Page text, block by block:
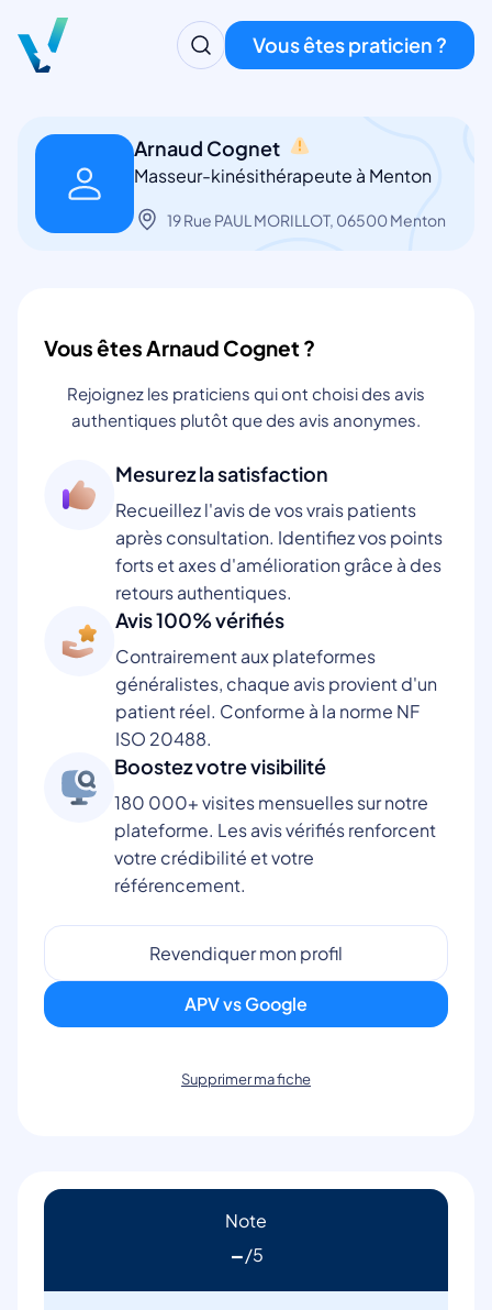
Vous êtes praticien ?
Arnaud Cognet
Masseur-kinésithérapeute à Menton
19 Rue PAUL MORILLOT, 06500 Menton
Vous êtes Arnaud Cognet ?
Rejoignez les praticiens qui ont choisi des avis
authentiques plutôt que des avis anonymes.
Mesurez la satisfaction
Recueillez l'avis de vos vrais patients
après consultation. Identifiez vos points
forts et axes d'amélioration grâce à des
retours authentiques.
Avis 100% vérifiés
Contrairement aux plateformes
généralistes, chaque avis provient d'un
patient réel. Conforme à la norme NF
ISO 20488.
Boostez votre visibilité
180 000+ visites mensuelles sur notre
plateforme. Les avis vérifiés renforcent
votre crédibilité et votre
référencement.
Revendiquer mon profil
APV vs Google
Supprimer ma fiche
Note
-